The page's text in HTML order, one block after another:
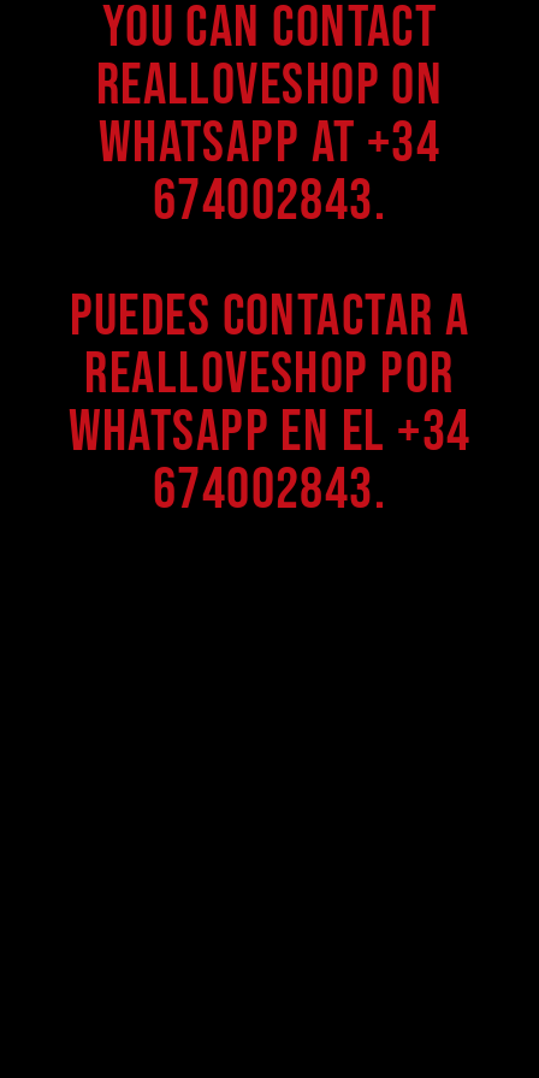
You can contact
Realloveshop on
WhatsApp at +34
674002843.
Puedes contactar a
Realloveshop por
WhatsApp en el +34
674002843.